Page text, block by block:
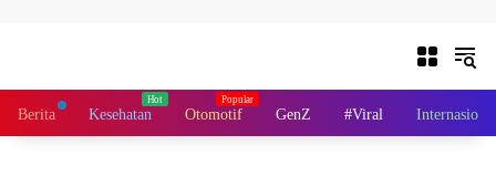
Berita Kesehatan Otomotif GenZ #Viral Internasional